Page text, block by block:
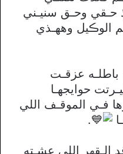
حـقي وحـق سنيـني
الوڪيل وههـذي
عزقـت
حوايجهـا
فـي الموقـف اللي
.
الـقهر اللي عشـته